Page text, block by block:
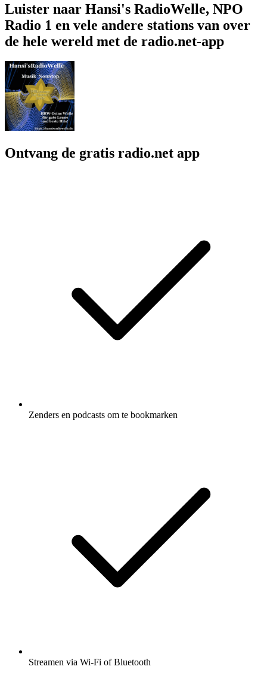
Luister naar Hansi's RadioWelle, NPO
Radio 1 en vele andere stations van over
de hele wereld met de radio.net-app
Ontvang de gratis radio.net app
Zenders en podcasts om te bookmarken
Streamen via Wi-Fi of Bluetooth